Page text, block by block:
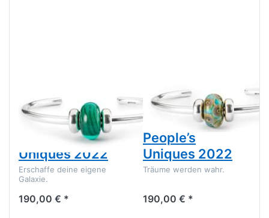
Armspange
Meine Galaxie
Epples People’s
Uniques 2022
Erschaffe deine eigene
Galaxie.
190,00 € *
TROLLBEADS
Armspange
Azurtraum
People’s
Uniques 2022
Träume werden wahr.
190,00 € *